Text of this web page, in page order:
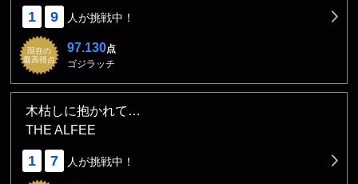
1 9 人が挑戦中！
現在の
最高得点
97.130点
ゴジラッチ
木枯しに抱かれて…
THE ALFEE
1 7 人が挑戦中！